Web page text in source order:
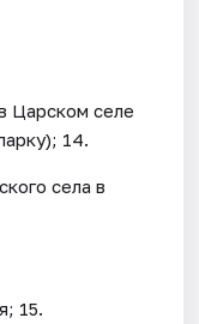
Царском селе
14.
села в
15.